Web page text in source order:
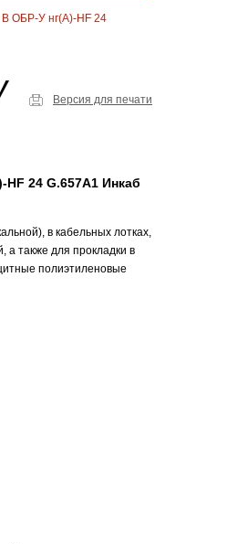
B ОБР-У нг(А)-HF 24
Версия для печати
24 G.657A1 Инкаб
в кабельных лотках,
а также для прокладки в
полиэтиленовые